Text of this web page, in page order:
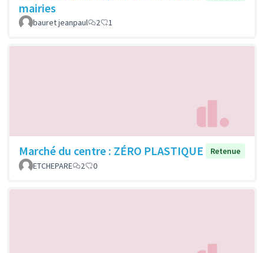
mairies
bauret jeanpaul 2 1
Marché du centre : ZÉRO PLASTIQUE
Retenue
ETCHEPARE
2 0